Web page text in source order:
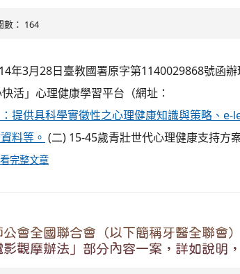
數： 164
年3月28日臺教國署原字第1140029868號函辦
活」心理健康學習平台（網址：
供具科學實徵性之心理健康知識與策略、e-
料等。 (二) 15-45歲青壯世代心理健康支持方
完整文章
會全國聯合會（以下簡稱牙醫全聯會
觀摩辦法」部分內容一案，詳如說明